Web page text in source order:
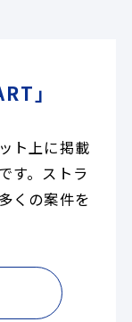
」
ト上に掲載
す。ストラ
くの案件を